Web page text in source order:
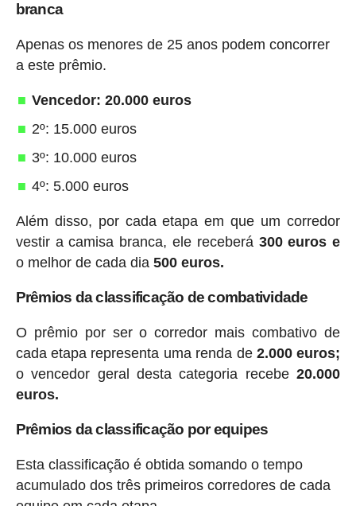
branca
Apenas os menores de 25 anos podem concorrer
a este prêmio.
Vencedor: 20.000 euros
2º: 15.000 euros
3º: 10.000 euros
4º: 5.000 euros
Além disso, por cada etapa em que um corredor
vestir a camisa branca, ele receberá 300 euros e
o melhor de cada dia500 euros.
Prêmios da classificação de combatividade
O prêmio por ser o corredor mais combativo de
cada etapa representa uma renda de 2.000 euros;
o vencedor geral desta categoria recebe20.000
euros.
Prêmios da classificação por equipes
Esta classificação é obtida somando o tempo
acumulado dos três primeiros corredores de cada